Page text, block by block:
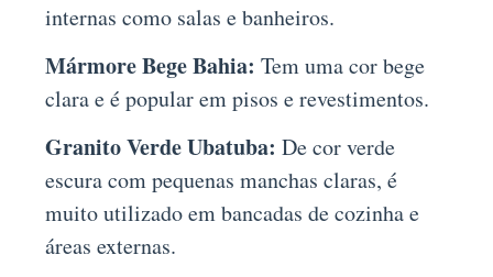
internas como salas e banheiros.
Mármore Bege Bahia: Tem uma cor bege
clara e é popular em pisos e revestimentos.
Granito Verde Ubatuba: De cor verde
escura com pequenas manchas claras, é
muito utilizado em bancadas de cozinha e
áreas externas.